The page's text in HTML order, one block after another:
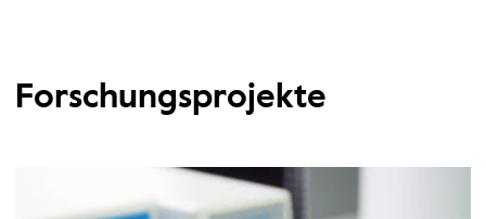
Forschungsprojekte